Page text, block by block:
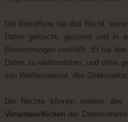
Der Betroffene hat das Recht,
Daten gelöscht, gesperrt und in
Bestimmungen verstößt. Er hat
Daten zu widersetzten, und ohne
von Werbematerial, des
Die Rechte können seitens des
Verantwortlichen der